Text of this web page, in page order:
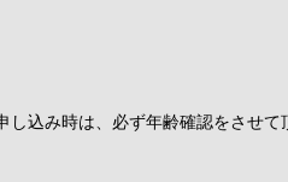
込み時は、必ず年齢確認をさせ